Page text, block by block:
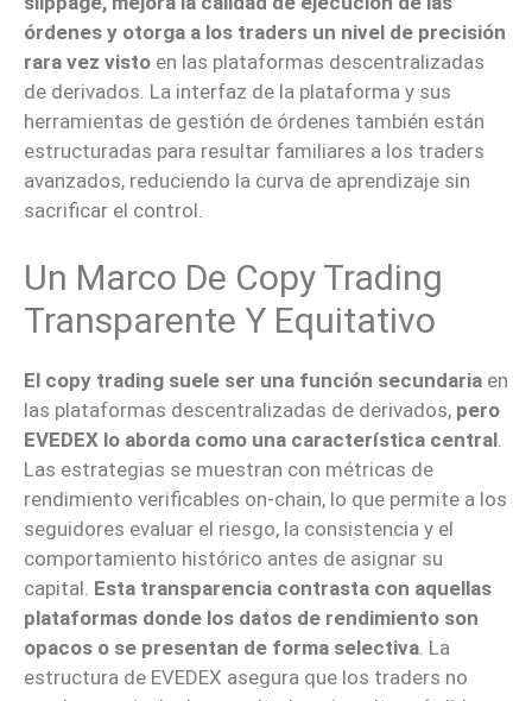
órdenes y otorga a los traders un nivel de precisión
rara vez visto en las plataformas descentralizadas
de derivados. La interfaz de la plataforma y sus
herramientas de gestión de órdenes también están
estructuradas para resultar familiares a los traders
avanzados, reduciendo la curva de aprendizaje sin
sacrificar el control.
Un Marco De Copy Trading
Transparente Y Equitativo
El copy trading suele ser una función secundaria en
las plataformas descentralizadas de derivados, pero
EVEDEX lo aborda como una característica central
Las estrategias se muestran con métricas de
rendimiento verificables on-chain, lo que permite a los
seguidores evaluar el riesgo, la consistencia y el
comportamiento histórico antes de asignar su
capital. Esta transparencia contrasta con aquellas
plataformas donde los datos de rendimiento son
opacos o se presentan de forma selectiva . La
estructura de EVEDEX asegura que los traders no